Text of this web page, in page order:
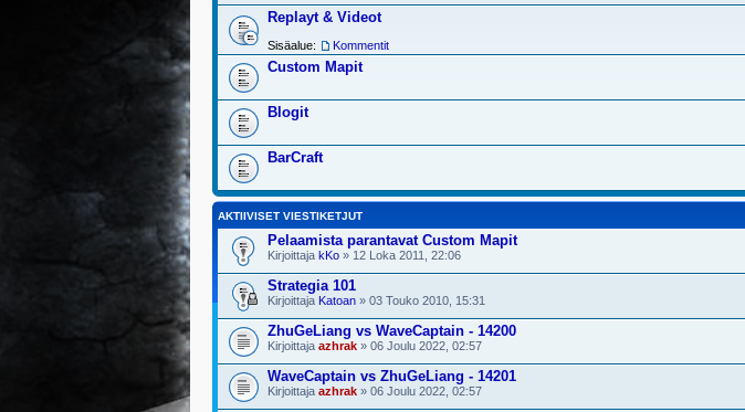
Replayt & Videot
Sisäalue: Kommentit
Custom Mapit
Blogit
BarCraft
AKTIIVISET VIESTIKETJUT
Pelaamista parantavat Custom Mapit
Kirjoittaja kKo » 12 Loka 2011, 22:06
Strategia 101
Kirjoittaja Katoan » 03 Touko 2010, 15:31
ZhuGeLiang vs WaveCaptain - 14200
Kirjoittaja azhrak » 06 Joulu 2022, 02:57
WaveCaptain vs ZhuGeLiang - 14201
Kirjoittaja azhrak » 06 Joulu 2022, 02:57